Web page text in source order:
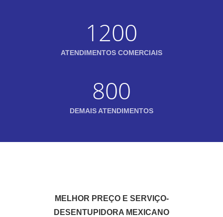
1200
ATENDIMENTOS COMERCIAIS
800
DEMAIS ATENDIMENTOS
MELHOR PREÇO E SERVIÇO-
DESENTUPIDORA MEXICANO